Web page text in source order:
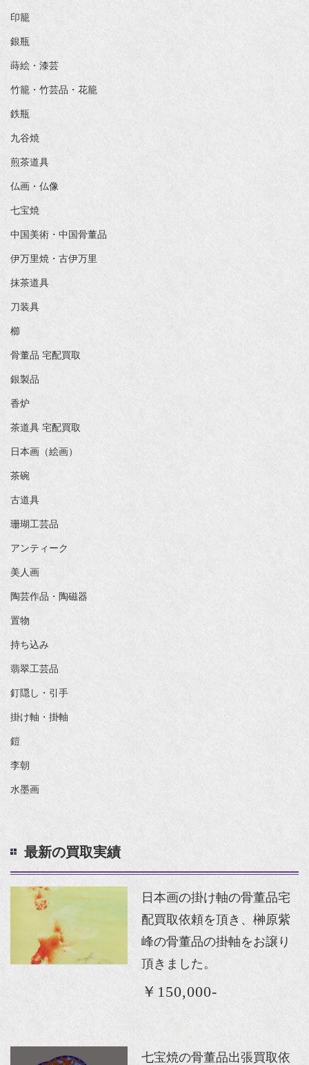
印籠
銀瓶
蒔絵・漆芸
竹籠・竹芸品・花籠
鉄瓶
九谷焼
煎茶道具
仏画・仏像
七宝焼
中国美術・中国骨董品
伊万里焼・古伊万里
抹茶道具
刀装具
櫛
骨董品 宅配買取
銀製品
香炉
茶道具 宅配買取
日本画（絵画）
茶碗
古道具
珊瑚工芸品
アンティーク
美人画
陶芸作品・陶磁器
置物
持ち込み
翡翠工芸品
釘隠し・引手
掛け軸・掛軸
鎧
李朝
水墨画
最新の買取実績
日本画の掛け軸の骨董品宅
配買取依頼を頂き、榊原紫
峰の骨董品の掛軸をお譲り
頂きました。
￥150,000-
七宝焼の骨董品出張買取依